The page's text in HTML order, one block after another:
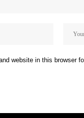
website in this browser